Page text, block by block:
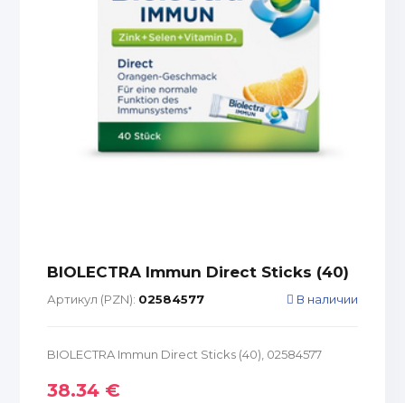
BIOLECTRA Immun Direct Sticks (40)
Артикул (PZN): 02584577 В наличии
BIOLECTRA Immun Direct Sticks (40), 02584577
38.34 €